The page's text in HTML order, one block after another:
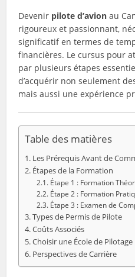
Devenir pilote d’avion au
rigoureux et passionnant,
significatif en termes de
financières. Le cursus pour
par plusieurs étapes
d’acquérir non seulement
mais aussi une expérience
Table des matières
Les Prérequis Avant de
Étapes de la Formation
Étape 1 : Formation
Étape 2 : Formation
Étape 3 : Examen de
Types de Permis de Pilote
Coûts Associés
Choisir une École de Pilotage
Perspectives de Carrière